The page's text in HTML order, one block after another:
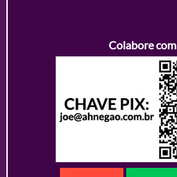
Colabore